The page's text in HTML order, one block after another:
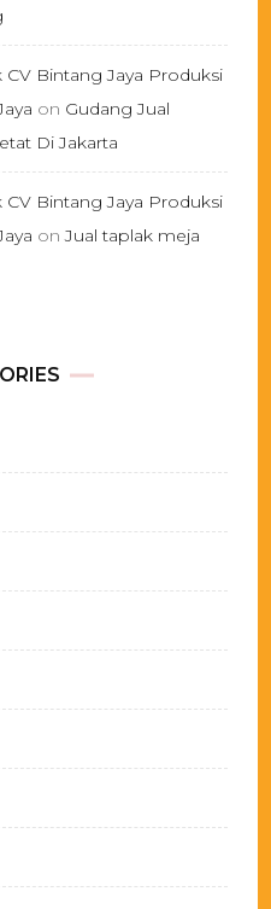
Bintang Jaya Produksi
on Gudang Jual
Di Jakarta
Bintang Jaya Produksi
onJual taplak meja